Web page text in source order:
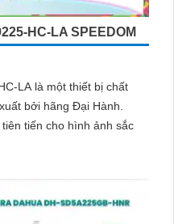
HC-LA SPEEDOM
LA là một thiết bị chất
bởi hãng Đại Hành.
tiến cho hình ảnh sắc